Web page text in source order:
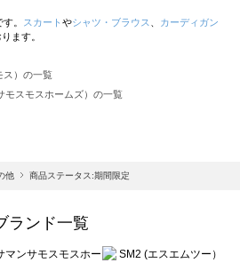
。 スカート やシャツ・ブラウス
カーディガン
ます。
ス）の一覧
モスモスホームズ）の一覧
ルバイサマンサモスモス）の一覧
モス ブルー）の一覧
他 商品ステータス:期間限定
ランド一覧